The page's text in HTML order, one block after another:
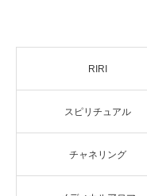
RIRI
スピリチュアル
チャネリング